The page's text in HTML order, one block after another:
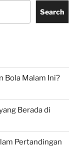
Search
Bola Malam Ini?
Berada di
Pertandingan